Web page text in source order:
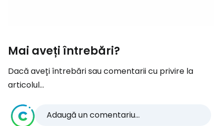
Mai aveți întrebări?
Dacă aveți întrebări sau comentarii cu privire la
articolul...
Adaugă un comentariu...